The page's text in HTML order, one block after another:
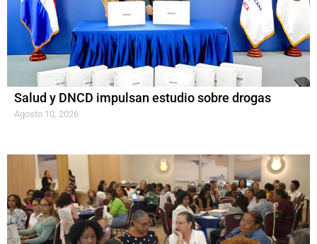
Salud y DNCD impulsan estudio sobre drogas
Agosto 10, 2026